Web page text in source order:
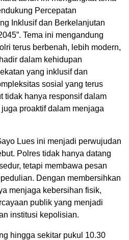
Percepatan
Inklusif dan Berkelanjutan
Tema ini mengandung
terus berbenah, lebih modern,
dalam kehidupan
yang inklusif dan
sosial yang terus
tidak hanya responsif dalam
proaktif dalam menjaga
Lues ini menjadi perwujudan
Polres tidak hanya datang
tetapi membawa pesan
Dengan membersihkan
menjaga kebersihan fisik,
publik yang menjadi
institusi kepolisian.
hingga sekitar pukul 10.30